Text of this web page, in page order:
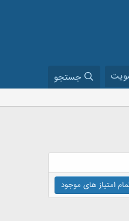
جستجو
امتیاز های موجود